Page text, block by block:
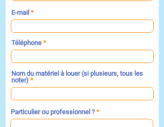
E-mail
Téléphone
Nom du matériel à louer (si plusieurs, tous les
noter)
Particulier ou professionnel ?